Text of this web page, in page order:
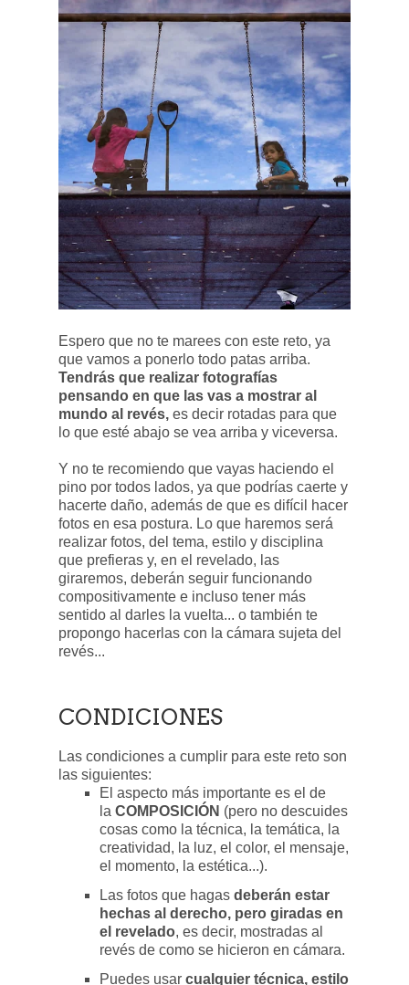
Espero que no te marees con este reto, ya
que vamos a ponerlo todo patas arriba.
Tendrás que realizar fotografías
pensando en que las vas a mostrar al
mundo al revés, es decir rotadas para que
lo que esté abajo se vea arriba y viceversa.
Y no te recomiendo que vayas haciendo el
pino por todos lados, ya que podrías caerte y
hacerte daño, además de que es difícil hacer
fotos en esa postura. Lo que haremos será
realizar fotos, del tema, estilo y disciplina
que prefieras y, en el revelado, las
giraremos, deberán seguir funcionando
compositivamente e incluso tener más
sentido al darles la vuelta... o también te
propongo hacerlas con la cámara sujeta del
revés...
CONDICIONES
Las condiciones a cumplir para este reto son
las siguientes:
El aspecto más importante es el de
la COMPOSICIÓN (pero no descuides
cosas como la técnica, la temática, la
creatividad, la luz, el color, el mensaje,
el momento, la estética...).
Las fotos que hagas deberán estar
hechas al derecho, pero giradas en
el revelado, es decir, mostradas al
revés de como se hicieron en cámara.
Puedes usar cualquier técnica, estilo